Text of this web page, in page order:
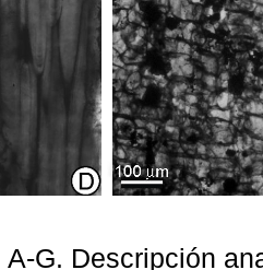
A-G. Descripción